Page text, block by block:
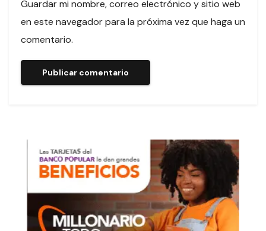
Guardar mi nombre, correo electrónico y sitio web
en este navegador para la próxima vez que haga un
comentario.